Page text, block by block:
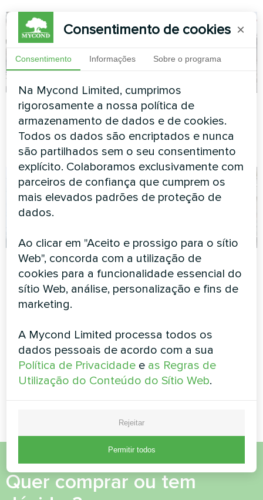
Centro Infantil
Bomba de calor modular série
MCU
Piscina
Bomba de calor modular série
MCU
Casa particular
Bomba de calor BeeHeat
MHS-N14BH
Instalação comercial
de telhado com a
bomba de calor
Bomba de calor da série
BeeSmart emparelhada com
painéis fotovoltaicos no
telhado de edifícios
comerciais para máxima
Quer comprar ou tem
Consentimento de cookies ×
Consentimento Informações Sobre o programa
Na Mycond Limited, cumprimos
rigorosamente a nossa política de
armazenamento de dados e de cookies.
Todos os dados são encriptados e nunca
são partilhados sem o seu consentimento
explícito. Colaboramos exclusivamente com
parceiros de confiança que cumprem os
mais elevados padrões de proteção de
dados.
Ao clicar em "Aceito e prossigo para o sítio
Web", concorda com a utilização de
cookies para a funcionalidade essencial do
sítio Web, análise, personalização e fins de
marketing.
A Mycond Limited processa todos os
dados pessoais de acordo com a sua
Política de Privacidade e as Regras de
Utilização do Conteúdo do Sítio Web.
Rejeitar
Permitir todos